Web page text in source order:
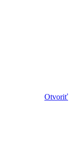
Otvoriť